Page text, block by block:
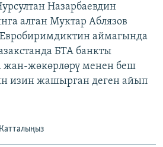
Назарбаевдин
алган Муктар Аблязов
аймагында
БTA банкты
жан-жөкөрлөрү менен беш
изин жашырган деген айып
Катталыңыз